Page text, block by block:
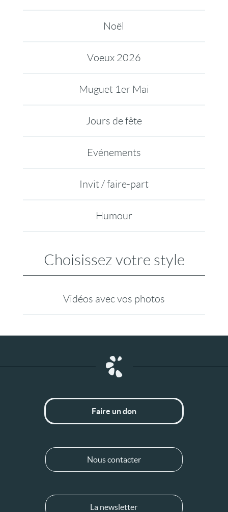
Noël
Voeux 2026
Muguet 1er Mai
Jours de fête
Evénements
Invit / faire-part
Humour
Choisissez votre style
Vidéos avec vos photos
Faire un don
Nous contacter
La newsletter